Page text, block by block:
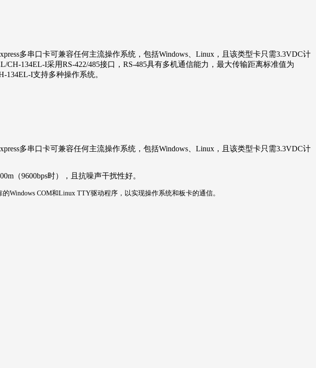
多串口卡可兼容任何主流操作系统，包括Windows、Linux，且该类型卡只需3.3VDC计
134EL-I采用RS-422/485接口，RS-485具有多机通信能力，最大传输距离标准值为
134EL-I支持多种操作系统。
多串口卡可兼容任何主流操作系统 ，包括Windows Linux ，且该类型卡只需3.3VDC计
（9600bps时），且抗噪声干扰性好。
的Windows COM和Linux TTY驱动程序，以实现操作系统和板卡的通信。